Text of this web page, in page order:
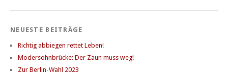
NEUESTE BEITRÄGE
Richtig abbiegen rettet Leben!
Modersohnbrücke: Der Zaun muss weg!
Zur Berlin-Wahl 2023